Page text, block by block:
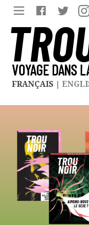
VOYAGE DANS
FRANÇAIS |